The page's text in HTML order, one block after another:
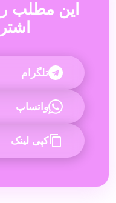
این مطلب
تلگرام
واتساپ
کپی لینک